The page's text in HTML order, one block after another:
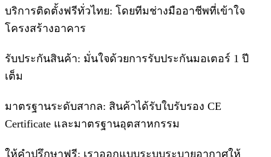
บริการติดตั้งฟรีทั่วไทย: โดยทีมช่างมืออาชีพที่เข้าใจ
โครงสร้างอาคาร
รับประกันสินค้า: มั่นใจด้วยการรับประกันมอเตอร์ 1 ปี
เต็ม
มาตรฐานระดับสากล: สินค้าได้รับใบรับรอง CE
Certificate และมาตรฐานอุตสาหกรรม
ให้คำปรึกษาฟรี: เราออกแบบระบบระบายอากาศให้